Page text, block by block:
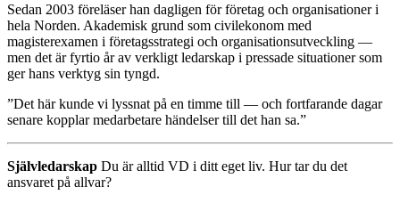
Sedan 2003 föreläser han dagligen för företag och organisationer i
hela Norden. Akademisk grund som civilekonom med
magisterexamen i företagsstrategi och organisationsutveckling —
men det är fyrtio år av verkligt ledarskap i pressade situationer som
ger hans verktyg sin tyngd.
”Det här kunde vi lyssnat på en timme till — och fortfarande dagar
senare kopplar medarbetare händelser till det han sa.”
Självledarskap Du är alltid VD i ditt eget liv. Hur tar du det
ansvaret på allvar?